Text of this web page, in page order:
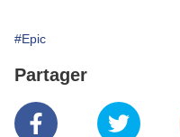
#Epic
Partager